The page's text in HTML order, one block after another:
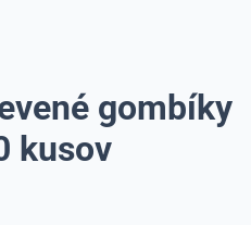
gombíky
kusov